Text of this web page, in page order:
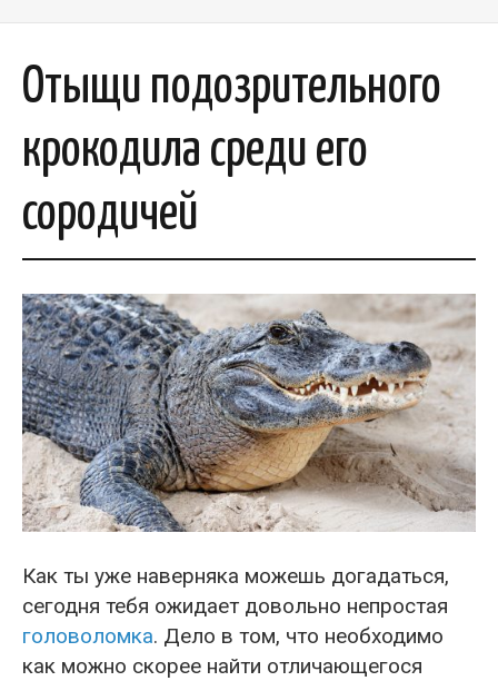
Отыщи подозрительного
крокодила среди его
сородичей
Как ты уже наверняка можешь догадаться,
сегодня тебя ожидает довольно непростая
головоломка. Дело в том, что необходимо
как можно скорее найти отличающегося